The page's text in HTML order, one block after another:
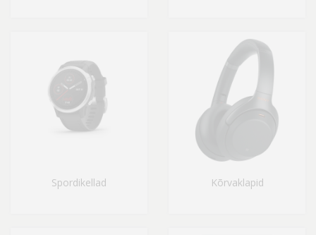
Spordikellad Kõrvaklapid